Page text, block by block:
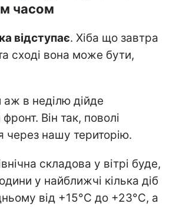
часом
відступає. Хіба що завтра
сході вона може бути,
в неділю дійде
Він так, поволі
через нашу територію.
складова у вітрі буде,
у найближчі кілька діб
від +15°С до +23°С, а